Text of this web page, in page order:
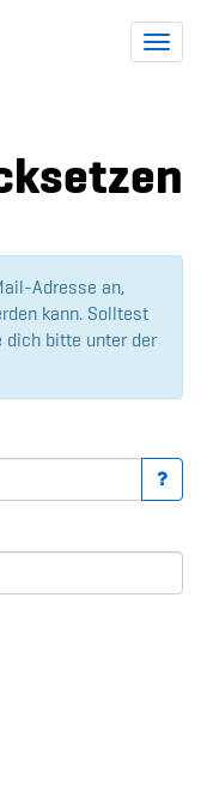
Adresse an,
kann. Solltest
dich bitte unter der